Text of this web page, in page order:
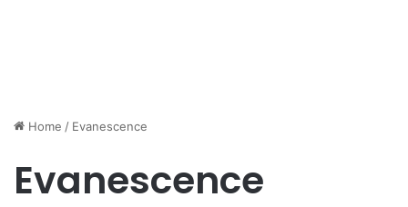
Home / Evanescence
Evanescence